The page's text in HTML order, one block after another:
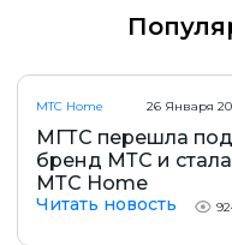
МТС Home 26 Января
МГТС перешла под
бренд МТС и стала
МТС Home
Читать новость